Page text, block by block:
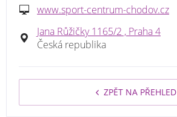
www.sport-centrum-chodov.cz
Jana Růžičky 1165/2 , Praha 4
Česká republika
ZPĚT NA PŘEHLED